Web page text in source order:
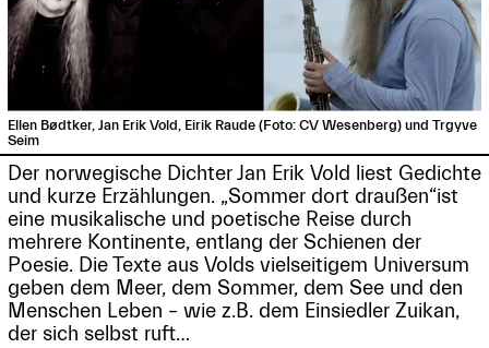
Ellen Bødtker, Jan Erik Vold, Eirik Raude (Foto: CV Wesenberg) und Trgyve
Seim
Der norwegische Dichter Jan Erik Vold liest Gedichte
und kurze Erzählungen. „Sommer dort draußen“ist
eine musikalische und poetische Reise durch
mehrere Kontinente, entlang der Schienen der
Poesie. Die Texte aus Volds vielseitigem Universum
geben dem Meer, dem Sommer, dem See und den
Menschen Leben – wie z.B. dem Einsiedler Zuikan,
der sich selbst ruft…